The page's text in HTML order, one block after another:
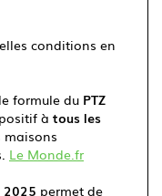
conditions en
formule du PTZ
à tous les
maisons
Le Monde.fr
2025 permet de